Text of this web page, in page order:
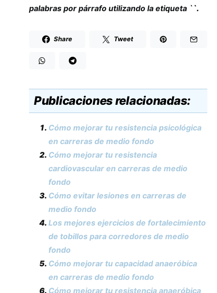
palabras por párrafo utilizando la etiqueta ` `.
Share Tweet
Publicaciones relacionadas:
Cómo mejorar tu resistencia psicológica
en carreras de medio fondo
Cómo mejorar tu resistencia
cardiovascular en carreras de medio
fondo
Cómo evitar lesiones en carreras de
medio fondo
Los mejores ejercicios de fortalecimiento
de tobillos para corredores de medio
fondo
Cómo mejorar tu capacidad anaeróbica
en carreras de medio fondo
Cómo mejorar tu resistencia anaeróbica